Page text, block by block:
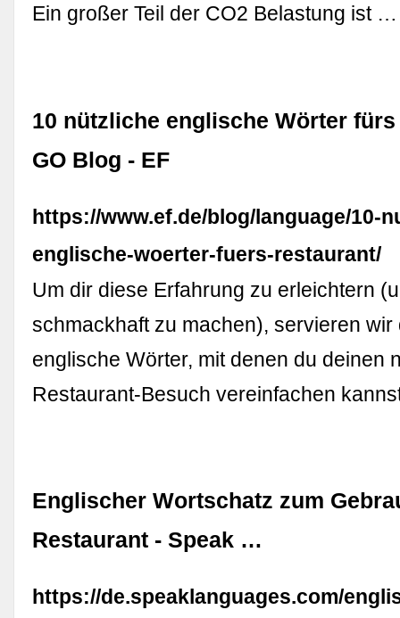
Ein großer Teil der CO2 Belastung ist …
10 nützliche englische Wörter fürs
GO Blog - EF
https://www.ef.de/blog/language/10-
englische-woerter-fuers-restaurant/
Um dir diese Erfahrung zu erleichtern
schmackhaft zu machen), servieren wir
englische Wörter, mit denen du deinen
Restaurant-Besuch vereinfachen
Englischer Wortschatz zum
Restaurant - Speak …
https://de.speaklanguages.com/